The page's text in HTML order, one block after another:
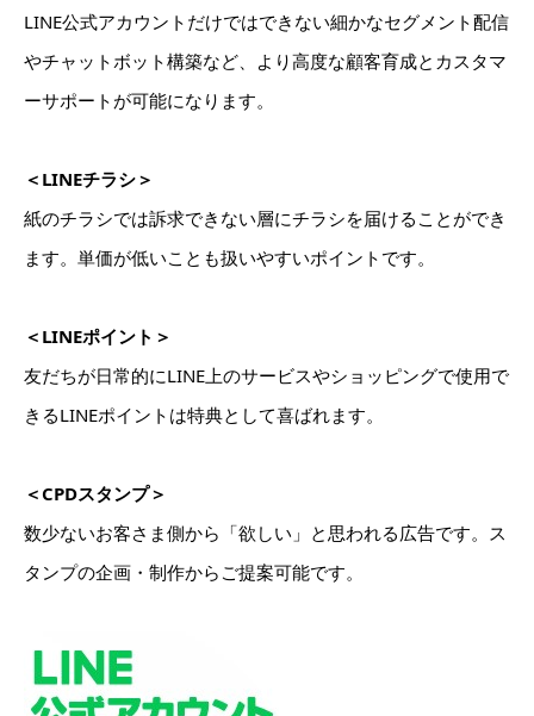
LINE公式アカウントだけではできない細かなセグメント配信
やチャットボット構築など、より高度な顧客育成とカスタマ
ーサポートが可能になります。
＜LINEチラシ＞
紙のチラシでは訴求できない層にチラシを届けることができ
ます。単価が低いことも扱いやすいポイントです。
＜LINEポイント＞
友だちが日常的にLINE上のサービスやショッピングで使用で
きるLINEポイントは特典として喜ばれます。
＜CPDスタンプ＞
数少ないお客さま側から「欲しい」と思われる広告です。ス
タンプの企画・制作からご提案可能です。